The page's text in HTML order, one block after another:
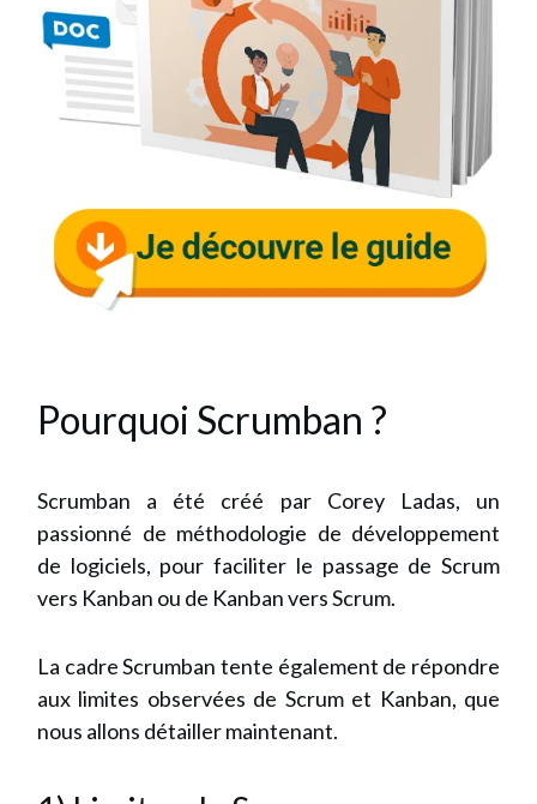
Pourquoi Scrumban ?
Scrumban a été créé par Corey Ladas, un
passionné de méthodologie de développement
de logiciels, pour faciliter le passage de Scrum
vers Kanban ou de Kanban vers Scrum.
La cadre Scrumban tente également de répondre
aux limites observées de Scrum et Kanban, que
nous allons détailler maintenant.